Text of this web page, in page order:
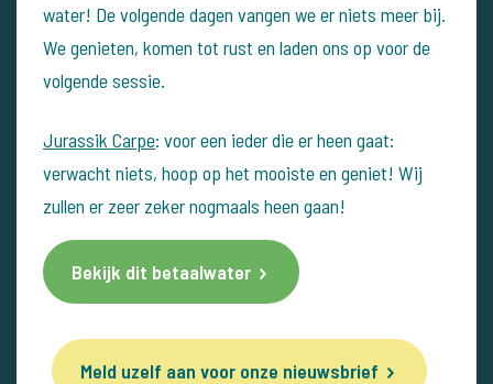
water! De volgende dagen vangen we er niets meer bij.
We genieten, komen tot rust en laden ons op voor de
volgende sessie.
Jurassik Carpe: voor een ieder die er heen gaat:
verwacht niets, hoop op het mooiste en geniet! Wij
zullen er zeer zeker nogmaals heen gaan!
Bekijk dit betaalwater
Meld uzelf aan voor onze nieuwsbrief